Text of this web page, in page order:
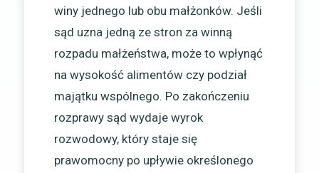
winy jednego lub obu małżonków. Jeśli
sąd uzna jedną ze stron za winną
rozpadu małżeństwa, może to wpłynąć
na wysokość alimentów czy podział
majątku wspólnego. Po zakończeniu
rozprawy sąd wydaje wyrok
rozwodowy, który staje się
prawomocny po upływie określonego